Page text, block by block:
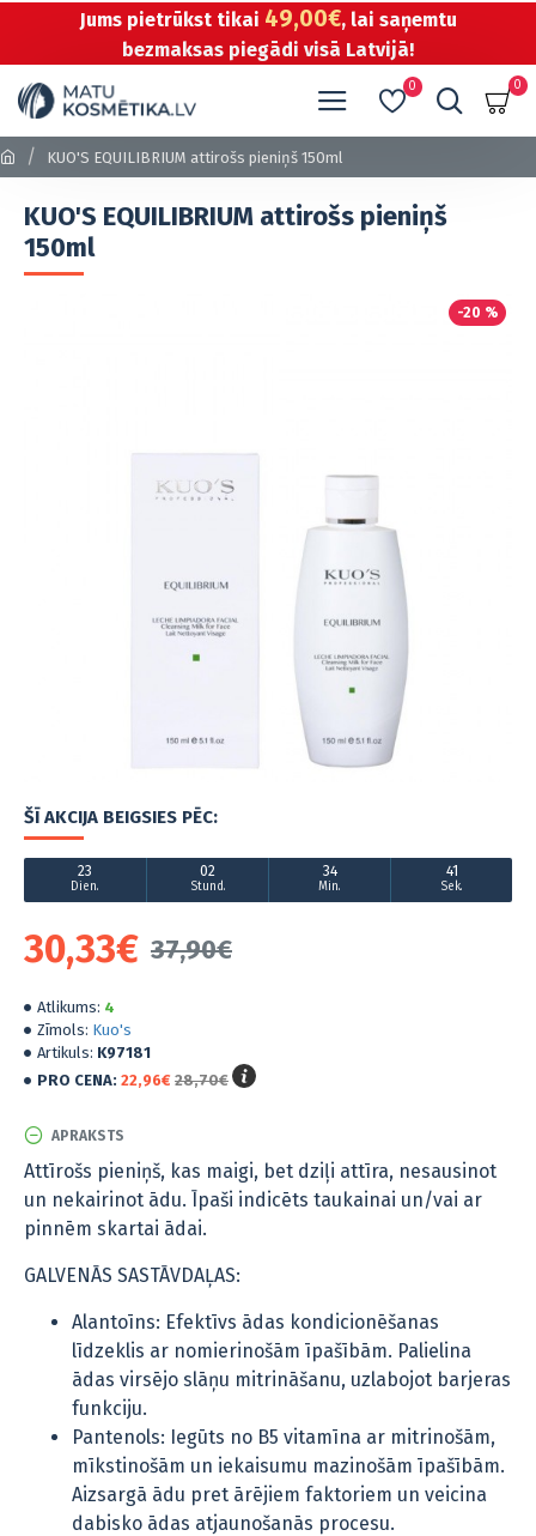
Jums pietrūkst tikai 49,00€, lai saņemtu
bezmaksas piegādi visā Latvijā!
0 0
KUO'S EQUILIBRIUM attirošs pieniņš 150ml
KUO'S EQUILIBRIUM attirošs pieniņš
150ml
-20 %
Atlikums: 4
Zīmols: Kuo's
Artikuls: K97181
PRO CENA: 22,96€ 28,70€
ŠĪ AKCIJA BEIGSIES PĒC:
23
Dien.
02
Stund.
34
Min.
40
Sek.
37,90€
30,33€
APRAKSTS
Attīrošs pieniņš, kas maigi, bet dziļi attīra, nesausinot
un nekairinot ādu. Īpaši indicēts taukainai un/vai ar
pinnēm skartai ādai.
GALVENĀS SASTĀVDAĻAS:
Alantoīns: Efektīvs ādas kondicionēšanas
līdzeklis ar nomierinošām īpašībām. Palielina
ādas virsējo slāņu mitrināšanu, uzlabojot barjeras
funkciju.
Pantenols: Iegūts no B5 vitamīna ar mitrinošām,
mīkstinošām un iekaisumu mazinošām īpašībām.
Aizsargā ādu pret ārējiem faktoriem un veicina
dabisko ādas atjaunošanās procesu.